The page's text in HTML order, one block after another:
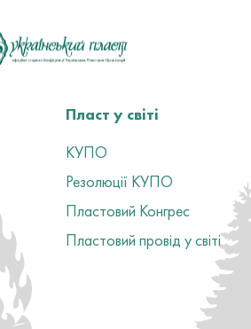
Пласт у світі
КУПО
Резолюції КУПО
Пластовий Конгрес
Пластовий провід у світі